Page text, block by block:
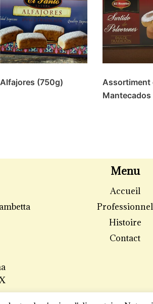
Alfajores (750g)
Assortiment
Menu
Accueil
Professionnel
Histoire
Contact